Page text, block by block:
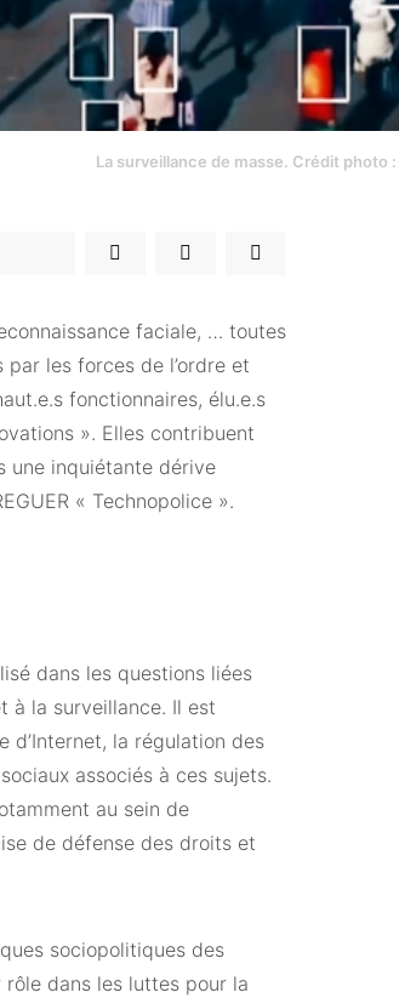
La surveillance de masse. Crédit photo
faciale, … toutes
les forces de l’ordre et
fonctionnaires, élu.e.s
». Elles contribuent
une inquiétante dérive
« Technopolice ».
dans les questions liées
à la surveillance. Il est
d’Internet, la régulation des
associés à ces sujets.
au sein de
de défense des droits et
sociopolitiques des
dans les luttes pour la